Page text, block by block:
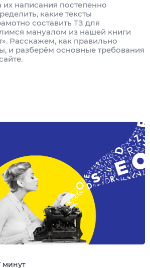
их написания постепенно
какие тексты
составить ТЗ для
мануалом из нашей книги
Расскажем, как правильно
и разберём основные требования
минут